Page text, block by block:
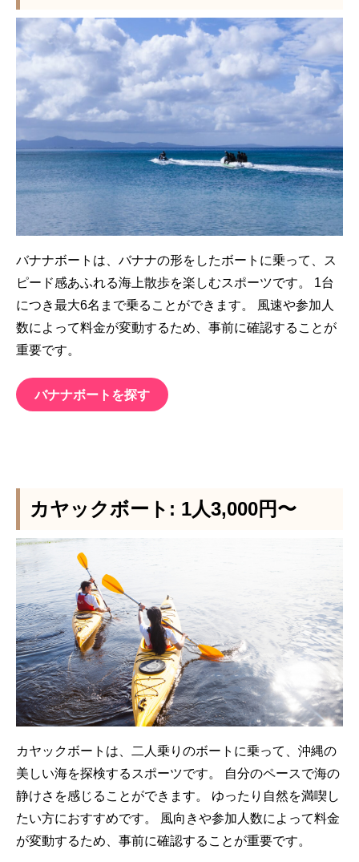
バナナボートは、バナナの形をしたボートに乗って、ス
ピード感あふれる海上散歩を楽しむスポーツです。 1台
につき最大6名まで乗ることができます。 風速や参加人
数によって料金が変動するため、事前に確認することが
重要です。
バナナボートを探す
カヤックボート: 1人3,000円〜
カヤックボートは、二人乗りのボートに乗って、沖縄の
美しい海を探検するスポーツです。 自分のペースで海の
静けさを感じることができます。 ゆったり自然を満喫し
たい方におすすめです。 風向きや参加人数によって料金
が変動するため、事前に確認することが重要です。